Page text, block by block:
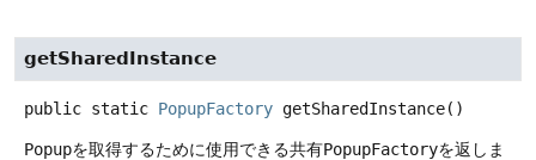
getSharedInstance
public static PopupFactory getSharedInstance()
Popupを取得するために使用できる共有PopupFactoryを返しま